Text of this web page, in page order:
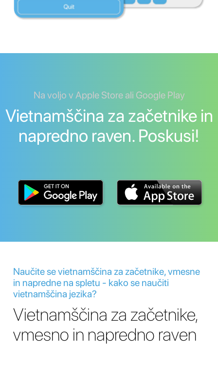
Na voljo v Apple Store ali Google Play
Vietnamščina za začetnike in
napredno raven. Poskusi!
Naučite se vietnamščina za začetnike, vmesne
in napredne na spletu - kako se naučiti
vietnamščina jezika?
Vietnamščina za začetnike,
vmesno in napredno raven